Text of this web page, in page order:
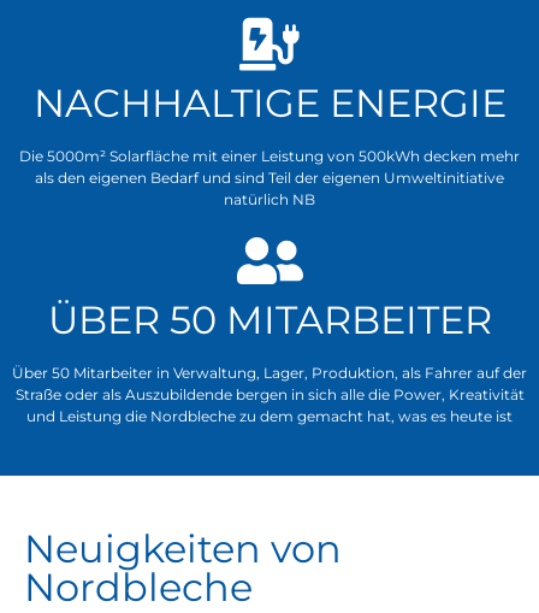
NACHHALTIGE ENERGIE
Die 5000m² Solarfläche mit einer Leistung von 500kWh decken mehr
als den eigenen Bedarf und sind Teil der eigenen Umweltinitiative
natürlich NB
ÜBER 50 MITARBEITER
Über 50 Mitarbeiter in Verwaltung, Lager, Produktion, als Fahrer auf der
Straße oder als Auszubildende bergen in sich alle die Power, Kreativität
und Leistung die Nordbleche zu dem gemacht hat, was es heute ist
Neuigkeiten von
Nordbleche